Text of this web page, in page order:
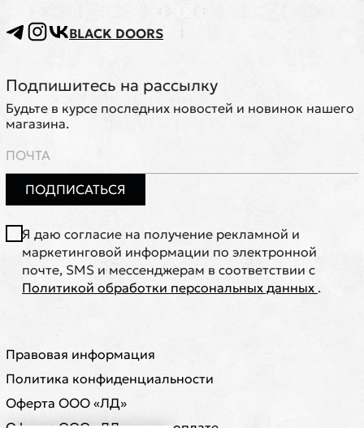
BLACK DOORS
Подпишитесь на рассылку
Будьте в курсе последних новостей и новинок нашего
магазина.
ПОДПИСАТЬСЯ
Я даю согласие на получение рекламной и
маркетинговой информации по электронной
почте, SMS и мессенджерам в соответствии с
Политикой обработки персональных данных .
Правовая информация
Политика конфиденциальности
Оферта ООО «ЛД»